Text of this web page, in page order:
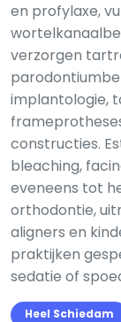
en profylaxe,
verzorgen
implantologie,
constructies.
bleaching,
eveneens tot
orthodontie,
aligners en
praktijken
sedatie of
Heel Schiedam